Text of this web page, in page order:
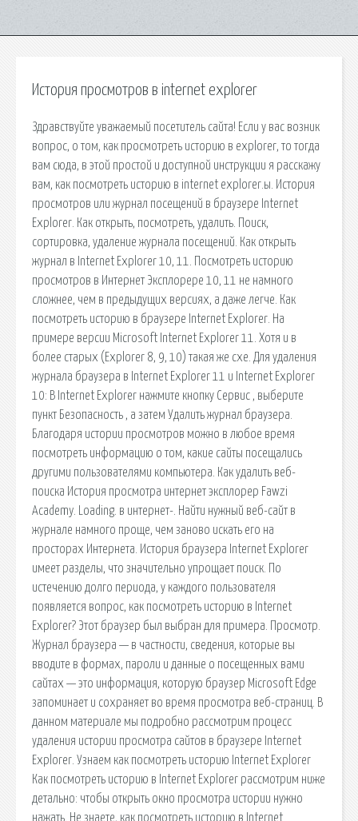
История просмотров в internet explorer
Здравствуйте уважаемый посетитель сайта! Если у вас возник
вопрос, о том, как просмотреть историю в explorer, то тогда
вам сюда, в этой простой и доступной инструкции я расскажу
вам, как посмотреть историю в internet explorer.ы. История
просмотров или журнал посещений в браузере Internet
Explorer. Как открыть, посмотреть, удалить. Поиск,
сортировка, удаление журнала посещений. Как открыть
журнал в Internet Explorer 10, 11. Посмотреть историю
просмотров в Интернет Эксплорере 10, 11 не намного
сложнее, чем в предыдущих версиях, а даже легче. Как
посмотреть историю в браузере Internet Explorer. На
примере версии Microsoft Internet Explorer 11. Хотя и в
более старых (Explorer 8, 9, 10) такая же схе. Для удаления
журнала браузера в Internet Explorer 11 и Internet Explorer
10: В Internet Explorer нажмите кнопку Сервис , выберите
пункт Безопасность , а затем Удалить журнал браузера.
Благодаря истории просмотров можно в любое время
посмотреть информацию о том, какие сайты посещались
другими пользователями компьютера. Как удалить веб-
поиска История просмотра интернет эксплорер Fawzi
Academy. Loading. в интернет-. Найти нужный веб-сайт в
журнале намного проще, чем заново искать его на
просторах Интернета. История браузера Internet Explorer
имеет разделы, что значительно упрощает поиск. По
истечению долго периода, у каждого пользователя
появляется вопрос, как посмотреть историю в Internet
Explorer? Этот браузер был выбран для примера. Просмотр.
Журнал браузера — в частности, сведения, которые вы
вводите в формах, пароли и данные о посещенных вами
сайтах — это информация, которую браузер Microsoft Edge
запоминает и сохраняет во время просмотра веб-страниц. В
данном материале мы подробно рассмотрим процесс
удаления истории просмотра сайтов в браузере Internet
Explorer. Узнаем как посмотреть историю Internet Explorer
Как посмотреть историю в Internet Explorer рассмотрим ниже
детально: чтобы открыть окно просмотра истории нужно
нажать. Не знаете, как посмотреть историю в Internet